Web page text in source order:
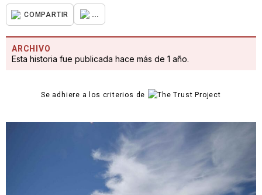
COMPARTIR ...
ARCHIVO
Esta historia fue publicada hace más de 1 año.
Se adhiere a los criterios de